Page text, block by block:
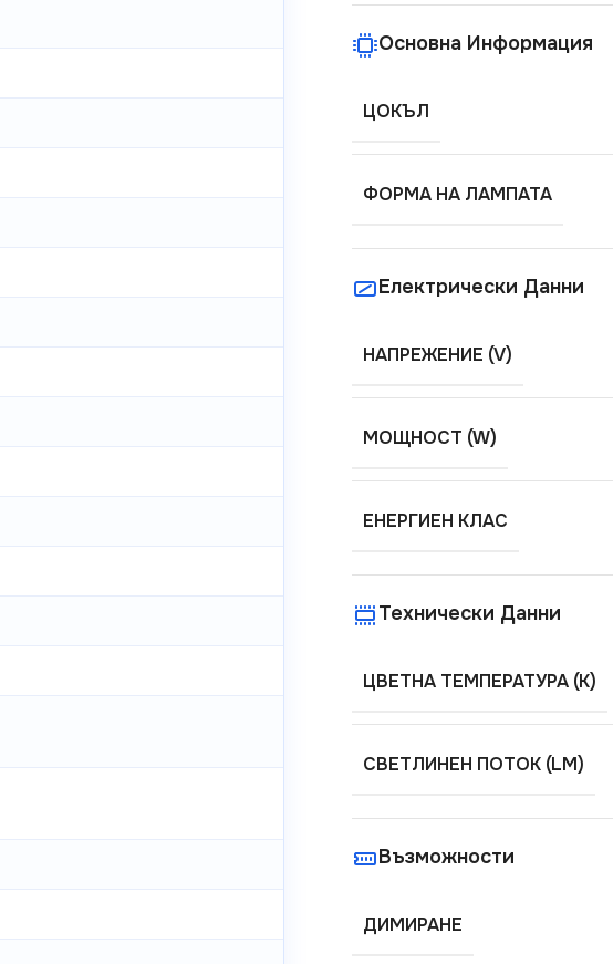
Основна Информация
ЦОКЪЛ
ФОРМА НА ЛАМПАТА
Електрически Данни
НАПРЕЖЕНИЕ (V)
МОЩНОСТ (W)
ЕНЕРГИЕН КЛАС
Технически Данни
ЦВЕТНА ТЕМПЕРАТУРА (K)
СВЕТЛИНЕН ПОТОК (LM)
Възможности
ДИМИРАНЕ